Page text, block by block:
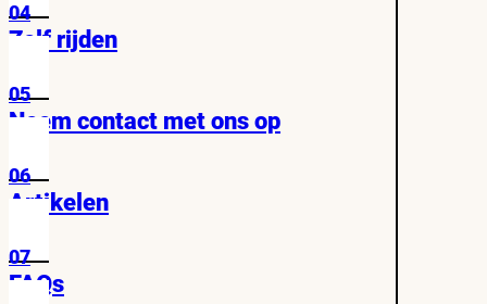
04
Zelf rijden
05
Neem contact met ons op
06
Artikelen
07
FAQs